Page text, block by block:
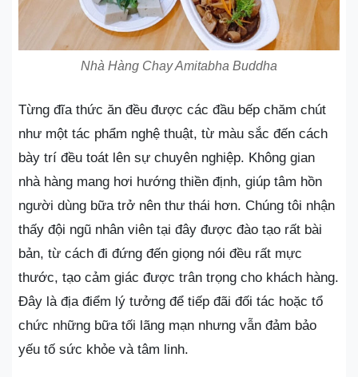
Nhà Hàng Chay Amitabha Buddha
Từng đĩa thức ăn đều được các đầu bếp chăm chút
như một tác phẩm nghệ thuật, từ màu sắc đến cách
bày trí đều toát lên sự chuyên nghiệp. Không gian
nhà hàng mang hơi hướng thiền định, giúp tâm hồn
người dùng bữa trở nên thư thái hơn. Chúng tôi nhận
thấy đội ngũ nhân viên tại đây được đào tạo rất bài
bản, từ cách đi đứng đến giọng nói đều rất mực
thước, tạo cảm giác được trân trọng cho khách hàng.
Đây là địa điểm lý tưởng để tiếp đãi đối tác hoặc tổ
chức những bữa tối lãng mạn nhưng vẫn đảm bảo
yếu tố sức khỏe và tâm linh.